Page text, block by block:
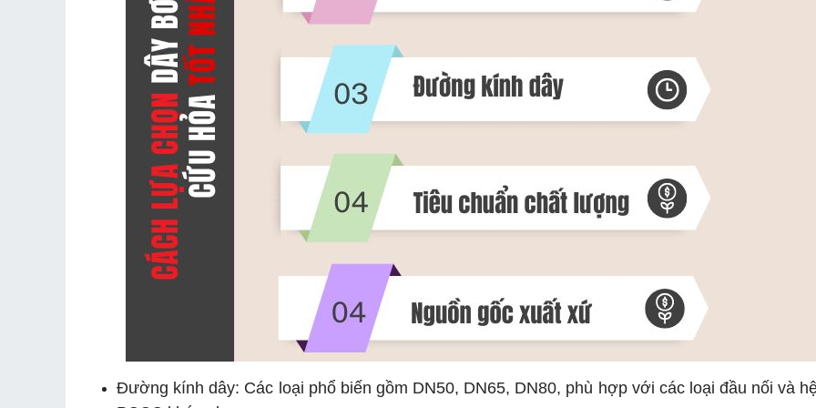
Đường kính dây: Các loại phổ biến gồm DN50, DN65, DN80, phù hợp với các loại đầu nối và